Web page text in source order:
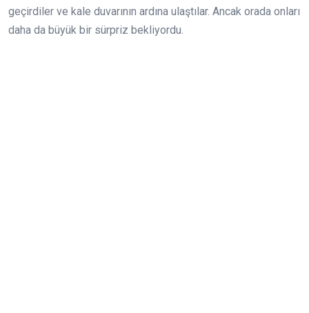
geçirdiler ve kale duvarının ardına ulaştılar. Ancak orada onları
daha da büyük bir sürpriz bekliyordu.